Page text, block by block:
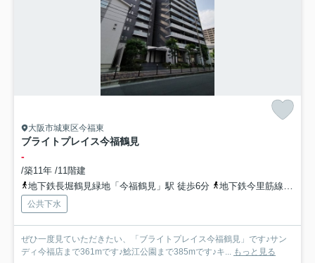
大阪市城東区今福東
ブライトプレイス今福鶴見
-
/築11年 /11階建
地下鉄長堀鶴見緑地「今福鶴見」駅 徒歩6分
地下鉄今里筋線「蒲生四丁目」駅 徒歩11分
公共下水
ぜひ一度見ていただきたい、「ブライトプレイス今福鶴見」です♪サン
ディ今福店まで361mです♪鯰江公園まで385mです♪キ... もっと見る